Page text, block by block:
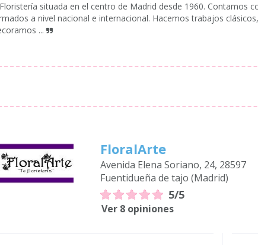
Floristería situada en el centro de Madrid desde 1960. Contamos
a nivel nacional e internacional. Hacemos trabajos
...
FloralArte
Avenida Elena Soriano, 24, 28597
Fuentidueña de tajo (Madrid)
5/5
Ver 8 opiniones